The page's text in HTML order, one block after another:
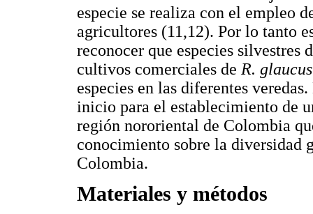
especie se realiza con el empleo
agricultores (11,12). Por lo tanto
reconocer que especies silvestres
cultivos comerciales de R.
especies en las diferentes
inicio para el establecimiento de
región nororiental de Colombia
conocimiento sobre la diversidad
Colombia.
Materiales y métodos